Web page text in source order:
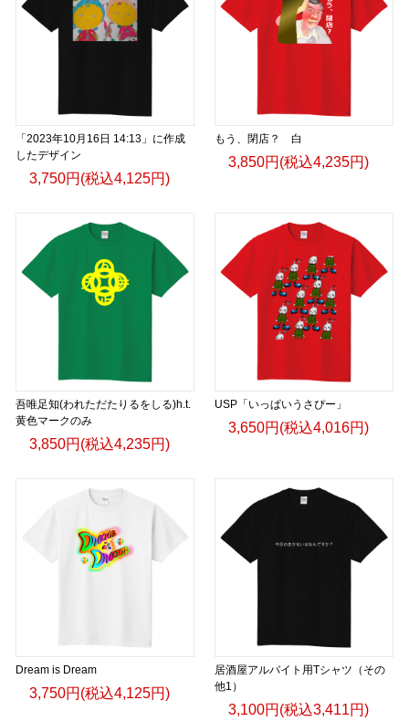
「2023年10月16日 14:13」に作成
したデザイン
3,750円(税込4,125円)
もう、閉店？ 白
3,850円(税込4,235円)
吾唯足知(われただたりるをしる)h.t.
黄色マークのみ
3,850円(税込4,235円)
USP「いっぱいうさぴー」
3,650円(税込4,016円)
Dream is Dream
3,750円(税込4,125円)
居酒屋アルバイト用Tシャツ（その
他1）
3,100円(税込3,411円)